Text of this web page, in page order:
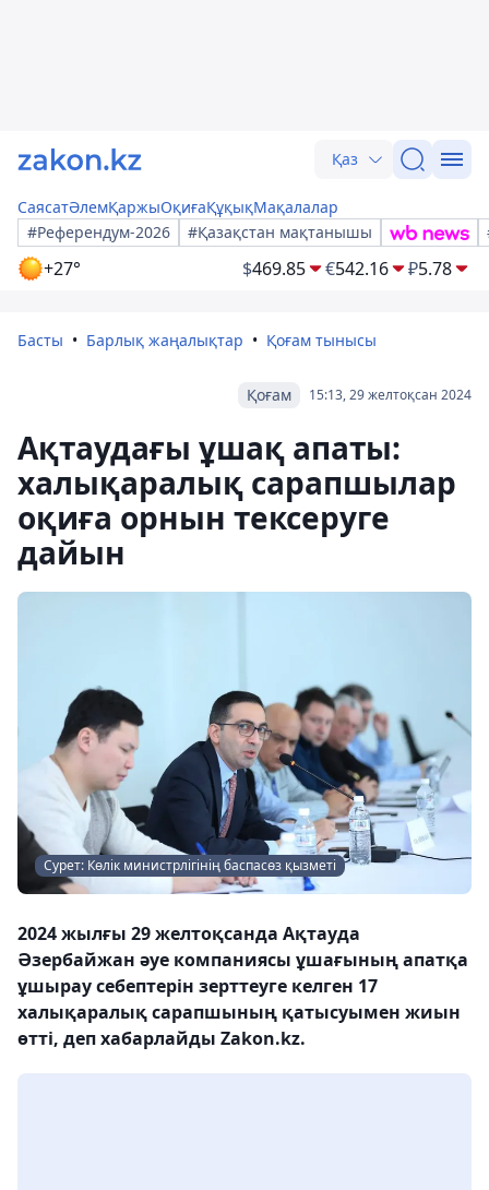
Қаз
СаясатӘлемҚаржыОқиғаҚұқықМақалалар
#Референдум-2026
#Қазақстан мақтанышы
+27° $469.85 €542.16 ₽5.78
Басты Барлық жаңалықтар Қоғам тынысы
15:13, 29 желтоқсан 2024
Қоғам
Ақтаудағы ұшақ апаты:
халықаралық сарапшылар
оқиға орнын тексеруге
дайын
Сурет: Көлік министрлігінің баспасөз қызметі
2024 жылғы 29 желтоқсанда Ақтауда
Әзербайжан әуе компаниясы ұшағының апатқа
ұшырау себептерін зерттеуге келген 17
халықаралық сарапшының қатысуымен жиын
өтті, деп хабарлайды Zakon.kz.